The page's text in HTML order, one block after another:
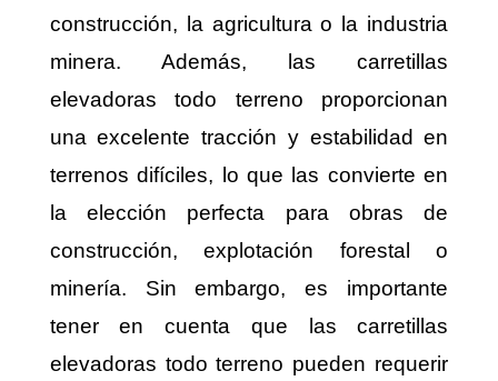
construcción, la agricultura o la industria
minera. Además, las carretillas
elevadoras todo terreno proporcionan
una excelente tracción y estabilidad en
terrenos difíciles, lo que las convierte en
la elección perfecta para obras de
construcción, explotación forestal o
minería. Sin embargo, es importante
tener en cuenta que las carretillas
elevadoras todo terreno pueden requerir